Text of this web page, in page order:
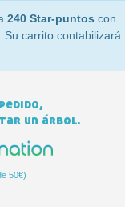
240 Star-puntos con
carrito contabilizará
un árbol.
50€)